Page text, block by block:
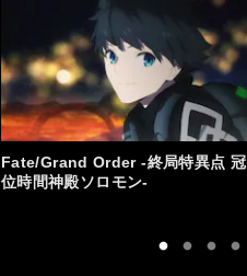
Fate/Grand Order -終局特異点 冠
位時間神殿ソロモン-